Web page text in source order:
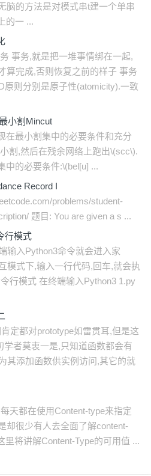
脑的方法是对模式串t建一个单串
的一 ...
事务,就是把一堆事情绑在一起,
算完成,否则恢复之前的样子 事务
原则分别是原子性(atomicity).一致
小割Mincut
在最小割集中的必要条件和充分
割,然后在残余网络上跑出\(scc\).
中的必要条件:\(bel[u] ...
Record I
problems/student-
题目: You are given a s ...
行模式
输入Python3命令就会进入家
模式下,输入一行代码,回车,就会执
行模式 在终端输入Python3 1.py
定都对prototype如雷贯耳,但是这
学者莫衷一是,只知道函数都会有
其添加函数供实例访问,其它的就
天都在使用Content-type来指定
却很少有人去全面了解content-
里将讲解Content-Type的可用值 ...